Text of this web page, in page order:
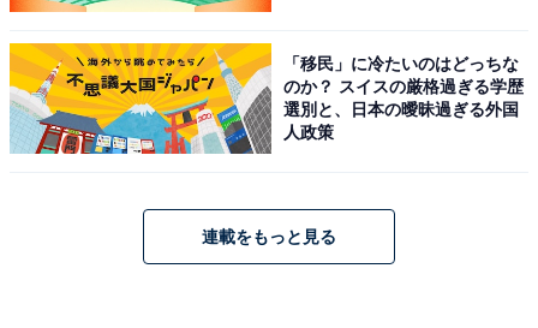
Amazonで見る
「移民」に冷たいのはどっちな
のか？ スイスの厳格過ぎる学歴
選別と、日本の曖昧過ぎる外国
人政策
連載をもっと見る